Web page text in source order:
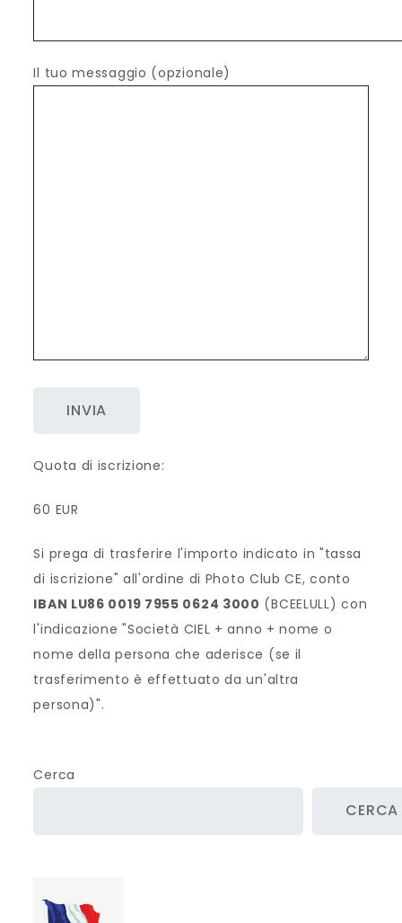
Il tuo messaggio (opzionale)
A
t
e
Quota di iscrizione:
60 EUR
Si prega di trasferire l'importo indicato in "tassa
di iscrizione" all'ordine di Photo Club CE, conto
IBAN LU86 0019 7955 0624 3000 (BCEELULL) con
l'indicazione "Società CIEL + anno + nome o
nome della persona che aderisce (se il
trasferimento è effettuato da un'altra
persona)".
Cerca
CERCA